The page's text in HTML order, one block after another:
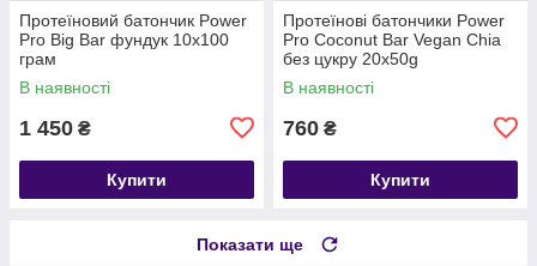
Протеїновий батончик Power
Pro Big Bar фундук 10х100
грам
В наявності
1 450 ₴
Купити
Протеїнові батончики Power
Pro Сoconut Bar Vegan Chia
без цукру 20x50g
В наявності
760 ₴
Купити
Показати ще